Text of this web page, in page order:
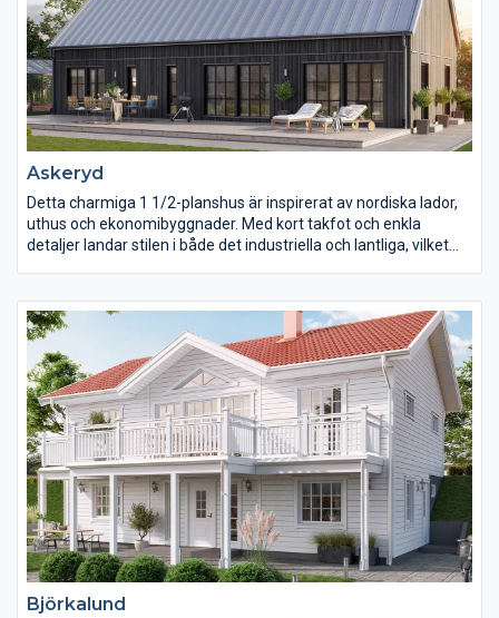
Askeryd
Detta charmiga 1 1/2-planshus är inspirerat av nordiska lador,
uthus och ekonomibyggnader. Med kort takfot och enkla
detaljer landar stilen i både det industriella och lantliga, vilket
öppenhet. Kök, matplats och vardagsrum skapar ett luftigt och
härligt samspel, och tack vare ryggåstaket skapas en rymd som
är svår att slå. På bottenplan hittar man ett stort sovrum med
bra garderobsförvaring och närhet till badrum.
Björkalund